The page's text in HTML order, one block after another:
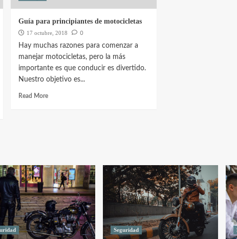
Guía para principiantes de motocicletas
17 octubre, 2018
0
Hay muchas razones para comenzar a
manejar motocicletas, pero la más
importante es que conducir es divertido.
Nuestro objetivo es...
Read More
Seguridad